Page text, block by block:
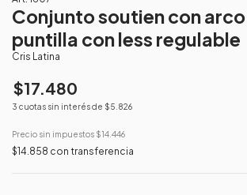
Conjunto soutien con
puntilla con less regulable
Cris Latina
$17.480
3 cuotas sin interés de $5.826
Precio sin impuestos $14.446
$14.858 con transferencia